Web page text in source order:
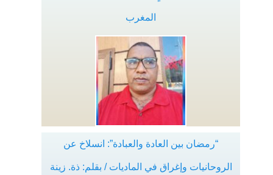
المغرب
“رمضان بين العادة والعبادة”: انسلاخ عن
الروحانيات وإغراق في الماديات / بقلم: ذة. زينة